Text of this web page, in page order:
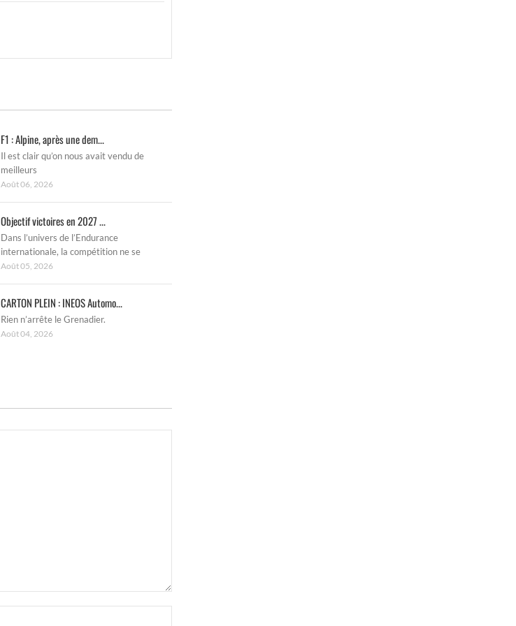
F1 : Alpine, après une dem...
Il est clair qu’on nous avait vendu de
meilleurs
Août 06, 2026
Objectif victoires en 2027 ...
Dans l’univers de l’Endurance
internationale, la compétition ne se
Août 05, 2026
CARTON PLEIN : INEOS Automo...
Rien n’arrête le Grenadier.
Août 04, 2026